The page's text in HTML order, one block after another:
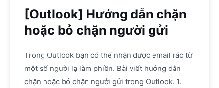
[Outlook] Hướng dẫn chặn
hoặc bỏ chặn người gửi
Trong Outlook bạn có thể nhận được email rác từ
một số người lạ làm phiền. Bài viết hướng dẫn
chặn hoặc bỏ chặn ngưởi gửi trong Outlook. 1.